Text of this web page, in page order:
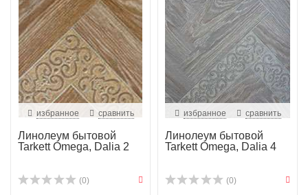
избранное сравнить
Линолеум бытовой
Tarkett Omega, Dalia 2
(0)
избранное сравнить
Линолеум бытовой
Tarkett Omega, Dalia 4
(0)